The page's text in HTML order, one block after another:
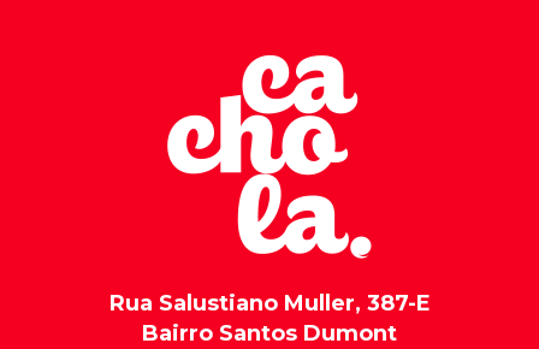
Rua Salustiano Muller, 387-E
Bairro Santos Dumont